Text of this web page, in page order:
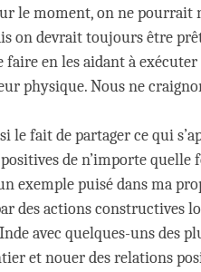
le moment, on ne
on devrait toujours être
faire en les aidant à
physique. Nous ne
le fait de partager ce qui
de n’importe quelle
exemple puisé dans ma
des actions constructives
avec quelques-uns des
et nouer des relations